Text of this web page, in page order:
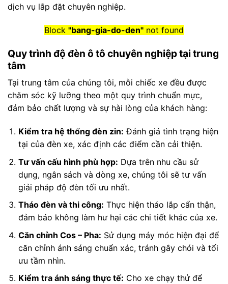
dịch vụ lắp đặt chuyên nghiệp.
Block "bang-gia-do-den" not found
Quy trình độ đèn ô tô chuyên nghiệp tại trung
tâm
Tại trung tâm của chúng tôi, mỗi chiếc xe đều được
chăm sóc kỹ lưỡng theo một quy trình chuẩn mực,
đảm bảo chất lượng và sự hài lòng của khách hàng:
Kiểm tra hệ thống đèn zin: Đánh giá tình trạng hiện
tại của đèn xe, xác định các điểm cần cải thiện.
Tư vấn cấu hình phù hợp: Dựa trên nhu cầu sử
dụng, ngân sách và dòng xe, chúng tôi sẽ tư vấn
giải pháp độ đèn tối ưu nhất.
Tháo đèn và thi công: Thực hiện tháo lắp cẩn thận,
đảm bảo không làm hư hại các chi tiết khác của xe.
Căn chỉnh Cos – Pha: Sử dụng máy móc hiện đại để
căn chỉnh ánh sáng chuẩn xác, tránh gây chói và tối
ưu tầm nhìn.
Kiểm tra ánh sáng thực tế: Cho xe chạy thử để